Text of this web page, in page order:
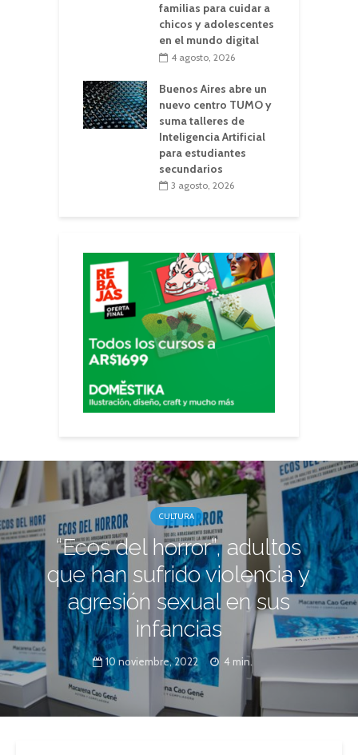
familias para cuidar a
chicos y adolescentes
en el mundo digital
4 agosto, 2026
Buenos Aires abre un
nuevo centro TUMO y
suma talleres de
Inteligencia Artificial
para estudiantes
secundarios
3 agosto, 2026
CULTURA
“Ecos del horror”, adultos
que han sufrido violencia y
agresión sexual en sus
infancias
10 noviembre, 2022 4 min.